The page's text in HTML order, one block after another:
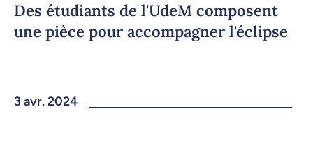
Des étudiants de l'UdeM composent
une pièce pour accompagner l'éclipse
3 avr. 2024